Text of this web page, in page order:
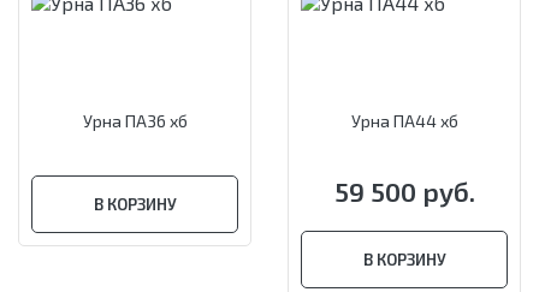
Урна ПА36 хб
В КОРЗИНУ
Урна ПА44 хб
59 500 руб.
В КОРЗИНУ